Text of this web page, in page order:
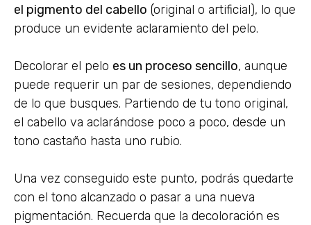
el pigmento del cabello (original o artificial), lo que
produce un evidente aclaramiento del pelo.
Decolorar el pelo es un proceso sencillo, aunque
puede requerir un par de sesiones, dependiendo
de lo que busques. Partiendo de tu tono original,
el cabello va aclarándose poco a poco, desde un
tono castaño hasta uno rubio.
Una vez conseguido este punto, podrás quedarte
con el tono alcanzado o pasar a una nueva
pigmentación. Recuerda que la decoloración es